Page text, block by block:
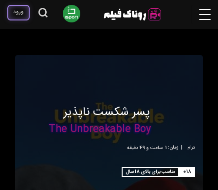
ورود
پسر شکست ناپذیر
The Unbreakable Boy
درام | زمان:1ساعت و 49 دقیقه
+18 مناسب برای بالای 18 سال